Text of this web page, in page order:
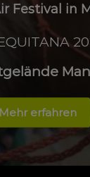
Festival in
Mehr erfahren